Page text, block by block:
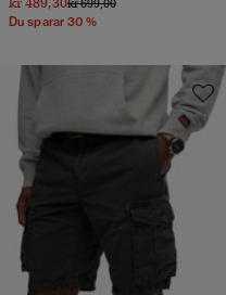
Du sparar 30 %